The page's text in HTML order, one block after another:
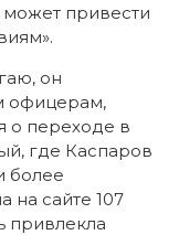
может привести
он
офицерам,
о переходе в
где Каспаров
более
на сайте 107
привлекла